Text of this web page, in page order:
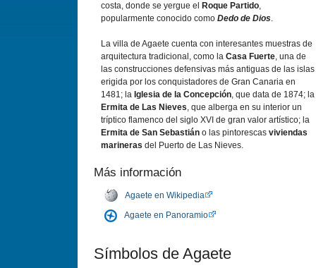
costa, donde se yergue el
Roque Partido,
popularmente conocido como Dedo de Dios.
La villa de Agaete cuenta con interesantes muestras de
arquitectura tradicional, como la Casa Fuerte, una de
las construcciones defensivas más antiguas de las islas
erigida por los conquistadores de Gran Canaria en
1481; la Iglesia de la Concepción, que data de 1874; la
Ermita de Las Nieves, que alberga en su interior un
tríptico flamenco del siglo XVI de gran valor artístico; la
Ermita de San Sebastián o las pintorescas viviendas
marineras del Puerto de Las Nieves.
Más información
Agaete en Wikipedia
Agaete en Panoramio
Símbolos de Agaete